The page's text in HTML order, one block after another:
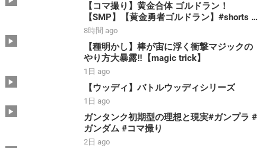
【コマ撮り】黄金合体 ゴルドラン！
【SMP】【黄金勇者ゴルドラン】#shorts #
ゴルドラン #smp #stopmotion #黄金合体 ＃
勇者 #bandai
8時間 ago
【種明かし】棒が宙に浮く衝撃マジックの
やり方大暴露‼️【magic trick】
1日 ago
【ウッディ】バトルウッディシリーズ
1日 ago
ガンタンク初期型の理想と現実#ガンプラ #
ガンダム #コマ撮り
2日 ago